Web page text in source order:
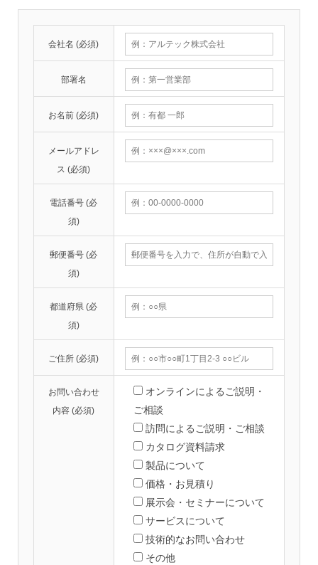
会社名 (必須)
部署名
お名前 (必須)
メールアドレ
ス (必須)
電話番号 (必
須)
郵便番号 (必
須)
都道府県 (必
須)
ご住所 (必須)
お問い合わせ
内容 (必須)
オンラインによるご説明・
ご相談
訪問によるご説明・ご相談
カタログ資料請求
製品について
価格・お見積り
展示会・セミナーについて
サービスについて
技術的なお問い合わせ
その他